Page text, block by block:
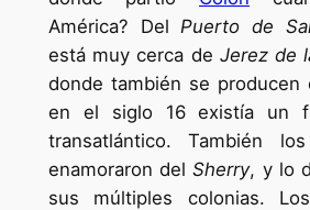
América? Del Puerto de
está muy cerca de Jerez de
donde también se producen
en el siglo 16 existía un
transatlántico. También
enamoraron delSherry, y lo
sus múltiples colonias.